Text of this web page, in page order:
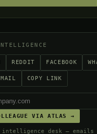
REDDIT FACEBOOK
COPY LINK
VIA ATLAS →
desk — emails